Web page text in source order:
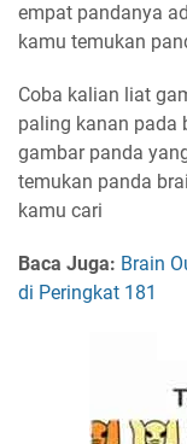
empat pandanya
kamu temukan
Coba kalian liat
paling kanan pada
gambar panda
temukan panda
kamu cari
Baca Juga: Brain
di Peringkat 181